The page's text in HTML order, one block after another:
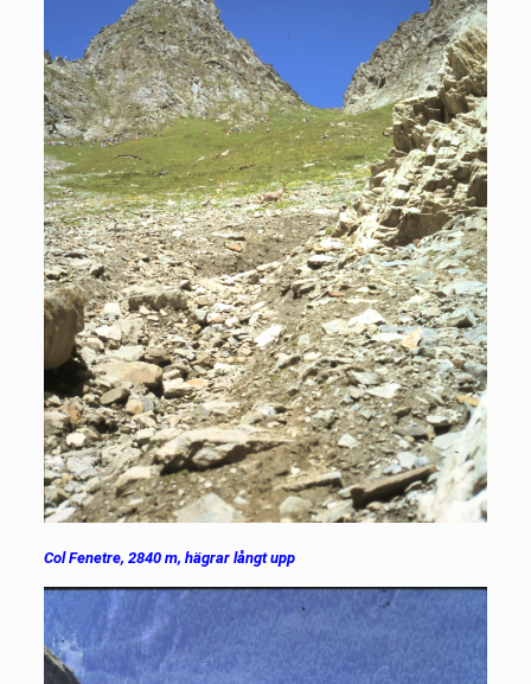
Col Fenetre, 2840 m, hägrar långt upp